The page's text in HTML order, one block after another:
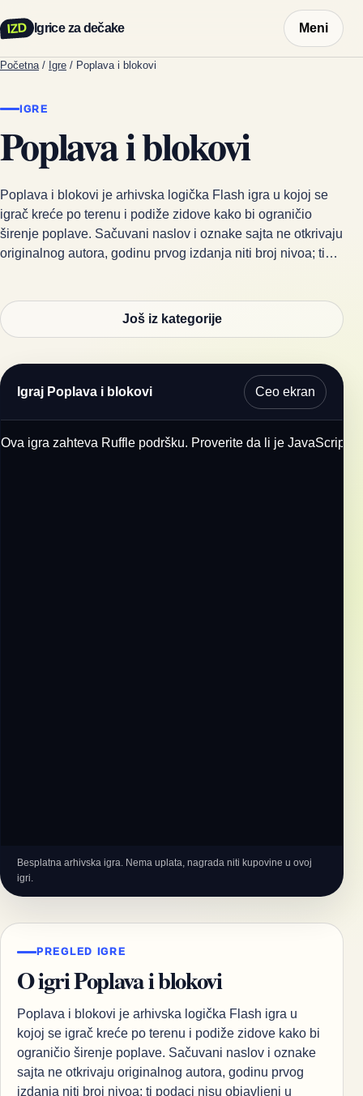
IZD Igrice za dečake Meni
Početna / Igre / Poplava i blokovi
IGRE
Poplava i blokovi
Poplava i blokovi je arhivska logička Flash igra u kojoj se
igrač kreće po terenu i podiže zidove kako bi ograničio
širenje poplave. Sačuvani naslov i oznake sajta ne otkrivaju
originalnog autora, godinu prvog izdanja niti broj nivoa; ti…
Još iz kategorije
Igraj Poplava i blokovi Ceo ekran
Ova igra zahteva Ruffle podršku. Proverite da li je JavaScript
Besplatna arhivska igra. Nema uplata, nagrada niti kupovine u ovoj
igri.
PREGLED IGRE
O igri Poplava i blokovi
Poplava i blokovi je arhivska logička Flash igra u
kojoj se igrač kreće po terenu i podiže zidove kako bi
ograničio širenje poplave. Sačuvani naslov i oznake
sajta ne otkrivaju originalnog autora, godinu prvog
izdanja niti broj nivoa; ti podaci nisu objavljeni u